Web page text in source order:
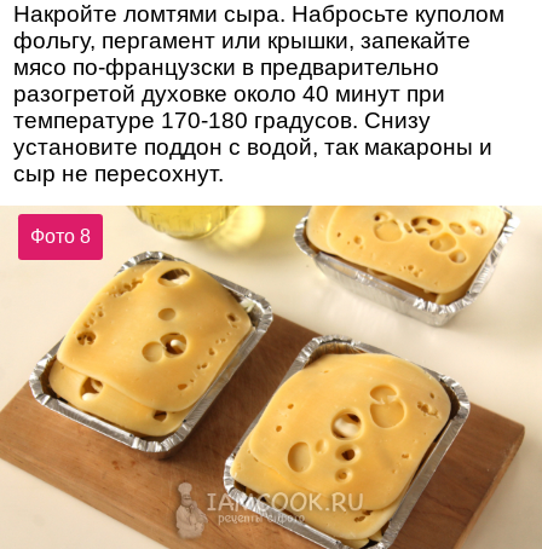
Накройте ломтями сыра. Набросьте куполом
фольгу, пергамент или крышки, запекайте
мясо по-французски в предварительно
разогретой духовке около 40 минут при
температуре 170-180 градусов. Снизу
установите поддон с водой, так макароны и
сыр не пересохнут.
Фото 8